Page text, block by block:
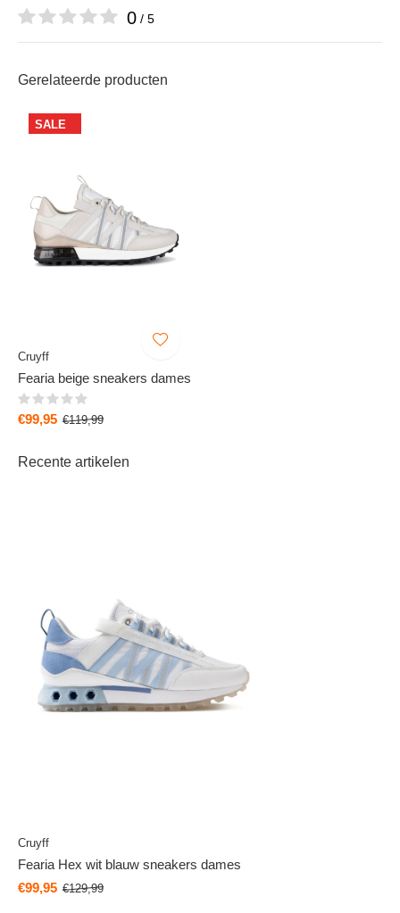
0 / 5
Gerelateerde producten
SALE
Cruyff
Fearia beige sneakers dames
€99,95 €119,99
Recente artikelen
Cruyff
Fearia Hex wit blauw sneakers dames
€99,95 €129,99